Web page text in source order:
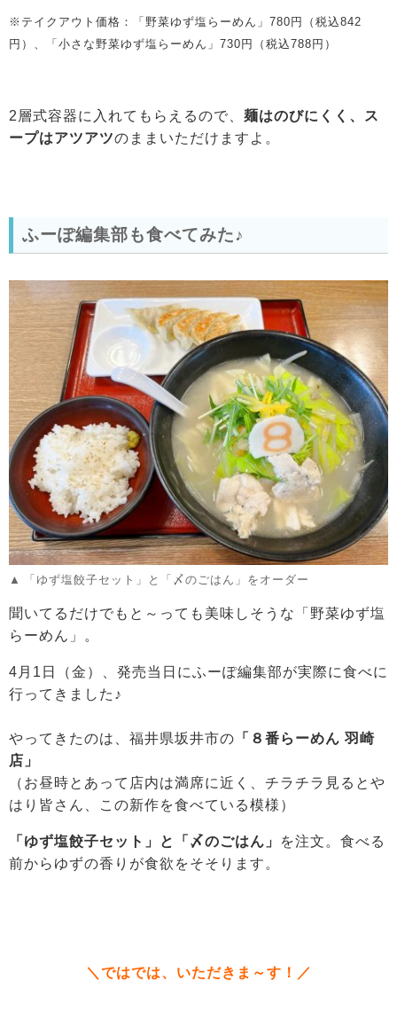
※テイクアウト価格：「野菜ゆず塩らーめん」780円（税込842
円）、「小さな野菜ゆず塩らーめん」730円（税込788円）
2層式容器に入れてもらえるので、 麺はのびにくく、ス
ープはアツアツのままいただけますよ。
ふーぽ編集部も食べてみた♪
「ゆず塩餃子セット」と「〆のごはん」をオーダー
聞いてるだけでもと～っても美味しそうな「野菜ゆず塩
らーめん」。
4月1日（金）、発売当日にふーぽ編集部が実際に食べに
行ってきました♪
やってきたのは、福井県坂井市の 「８番らーめん 羽崎
店」
（お昼時とあって店内は満席に近く、チラチラ見るとや
はり皆さん、この新作を食べている模様）
「ゆず塩餃子セット」と「〆のごはん」
を注文。食べる
前からゆずの香りが食欲をそそります。
＼ではでは、いただきま～す！／